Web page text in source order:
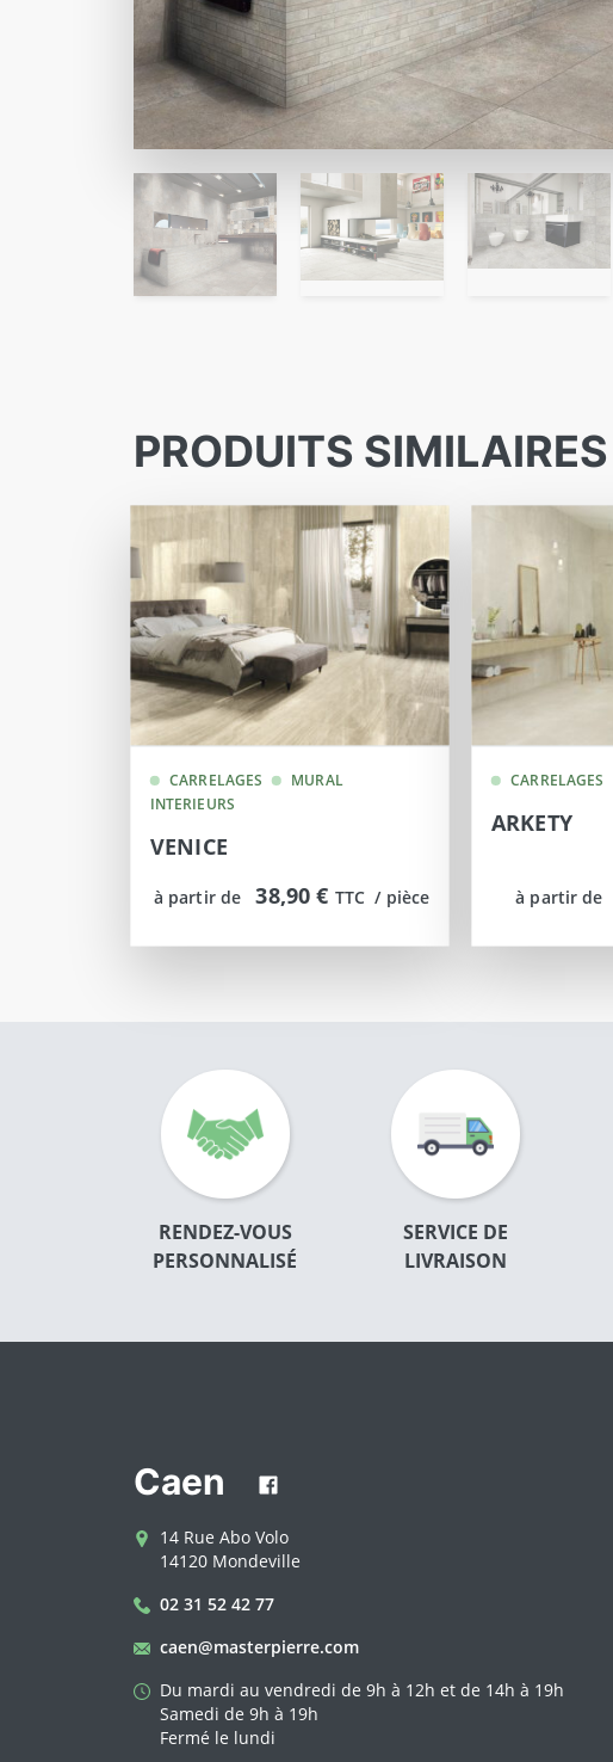
PRODUITS SIMILAIRES
CARRELAGES
MURAL
INTERIEURS
VENICE
à partir de 38,90 € TTC  / pièce
CARRELAGES
ARKETY
à partir de
RENDEZ-VOUS
PERSONNALISÉ
SERVICE DE
LIVRAISON
Caen
14 Rue Abo Volo
14120 Mondeville
02 31 52 42 77
caen@masterpierre.com
Du mardi au vendredi de 9h à 12h et de 14h à 19h
Samedi de 9h à 19h
Fermé le lundi